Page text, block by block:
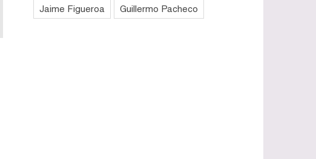
Jaime Figueroa Guillermo Pacheco